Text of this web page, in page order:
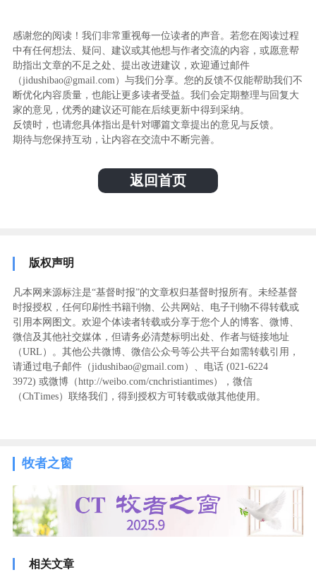
感谢您的阅读！我们非常重视每一位读者的声音。若您在阅读过程
中有任何想法、疑问、建议或其他想与作者交流的内容，或愿意帮
助指出文章的不足之处、提出改进建议，欢迎通过邮件
（jidushibao@gmail.com）与我们分享。您的反馈不仅能帮助我们不
断优化内容质量，也能让更多读者受益。我们会定期整理与回复大
家的意见，优秀的建议还可能在后续更新中得到采纳。
反馈时，也请您具体指出是针对哪篇文章提出的意见与反馈。
期待与您保持互动，让内容在交流中不断完善。
返回首页
版权声明
凡本网来源标注是“基督时报”的文章权归基督时报所有。未经基督
时报授权，任何印刷性书籍刊物、公共网站、电子刊物不得转载或
引用本网图文。欢迎个体读者转载或分享于您个人的博客、微博、
微信及其他社交媒体，但请务必清楚标明出处、作者与链接地址
（URL）。其他公共微博、微信公众号等公共平台如需转载引用，
请通过电子邮件（jidushibao@gmail.com）、电话 (021-6224
3972) ‬或微博（http://weibo.com/cnchristiantimes），微信
（ChTimes）联络我们，得到授权方可转载或做其他使用。
牧者之窗
相关文章